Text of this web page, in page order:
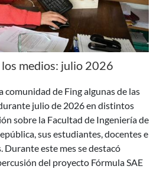
los medios: julio 2026
comunidad de Fing algunas de las
julio de 2026 en distintos
sobre la Facultad de Ingeniería de
sus estudiantes, docentes e
Durante este mes se destacó
del proyecto Fórmula SAE